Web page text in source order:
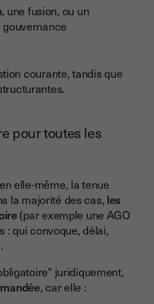
, une fusion, ou un
courante, tandis que
pour toutes les
elle-même, la tenue
la majorité des cas, les
(par exemple une AGO
: qui convoque, délai,
juridiquement,
, car elle :